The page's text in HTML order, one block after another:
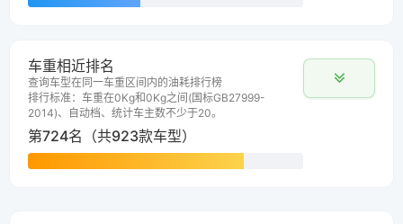
车重相近排名
查询车型在同一车重区间内的油耗排行榜
排行标准：车重在0Kg和0Kg之间(国标GB27999-
2014)、自动档、统计车主数不少于20。
第724名（共923款车型）